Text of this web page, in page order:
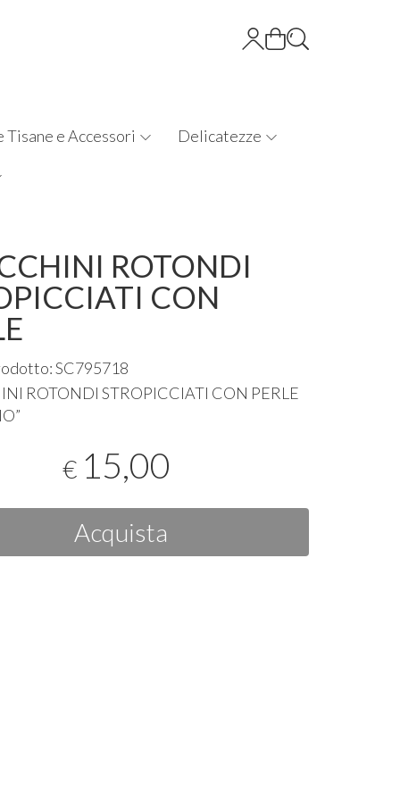
Tisane e Accessori Delicatezze
ROTONDI
CON
SC795718
ROTONDI STROPICCIATI CON PERLE
”
€ 15,00
Acquista